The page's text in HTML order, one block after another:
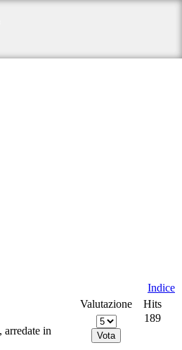
Indice
Valutazione
Hits
arredate in
189